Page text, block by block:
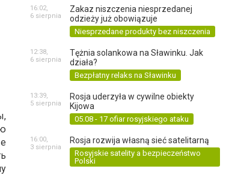
Zakaz niszczenia niesprzedanej
odzieży już obowiązuje
Niesprzedane produkty bez niszczenia
16:02,
6 sierpnia
Tężnia solankowa na Sławinku. Jak
działa?
Bezpłatny relaks na Sławinku
12:38,
6 sierpnia
Rosja uderzyła w cywilne obiekty
Kijowa
05.08 - 17 ofiar rosyjskiego ataku
13:39,
5 sierpnia
Rosja rozwija własną sieć satelitarną
Rosyjskie satelity a bezpieczeństwo
Polski
16:00,
3 sierpnia